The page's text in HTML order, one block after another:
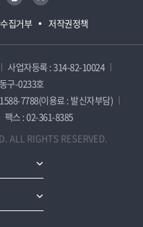
집거부 저작권정책
사업자등록 : 314-82-10024
구-0233호
7788(이용료 : 발신자부담)
팩스 : 02-361-8385
ALL RIGHTS RESERVED.